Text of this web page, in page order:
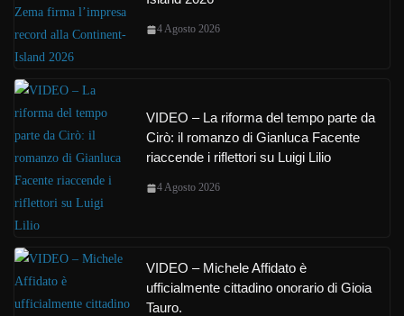
4 Agosto 2026
VIDEO – La riforma del tempo parte da
Cirò: il romanzo di Gianluca Facente
riaccende i riflettori su Luigi Lilio
4 Agosto 2026
VIDEO – Michele Affidato è
ufficialmente cittadino onorario di Gioia
Tauro.